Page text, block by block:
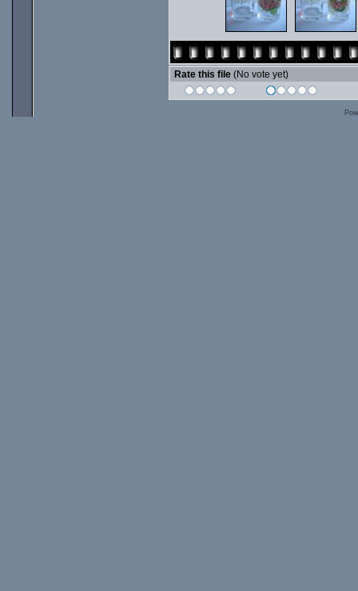
Rate this file (No vote yet)